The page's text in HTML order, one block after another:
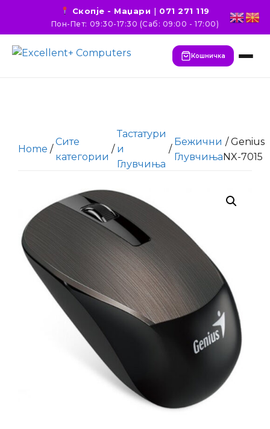
Скопје - Маџари | 071 271 119
Пон-Пет: 09:30-17:30 (Саб: 09:00 - 17:00)
Кошничка
Home /
Сите
категории
/
Тастатури
и
Глувчиња
/
Бежични
Глувчиња
/ Genius
NX-7015